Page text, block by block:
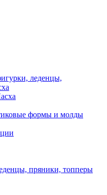
леденцы,
формы и молды
пряники, топперы